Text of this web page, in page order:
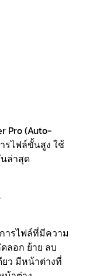
Pro (Auto-
รไฟล์ขั้นสูง ใช้
ล่าสุด
ารไฟล์ที่มีความ
ลอก ย้าย ลบ
ว มีหน้าต่างที่